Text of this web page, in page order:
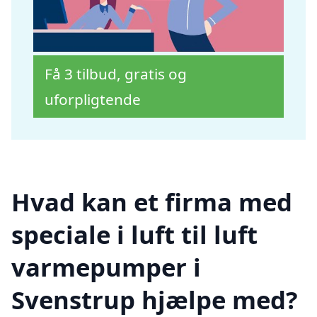
Få 3 tilbud, gratis og
uforpligtende
Hvad kan et firma med
speciale i luft til luft
varmepumper i
Svenstrup hjælpe med?